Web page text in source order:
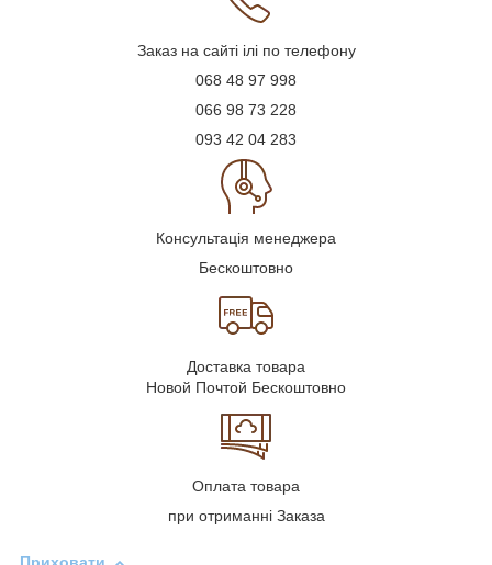
Заказ на сайті ілі по телефону
068 48 97 998
066 98 73 228
093 42 04 283
Консультація менеджера
Бескоштовно
Доставка товара
Новой Почтой Бескоштовно
Оплата товара
при отриманні Заказа